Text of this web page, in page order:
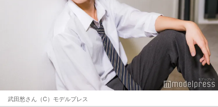
武田愁さん（C）モデルプレス